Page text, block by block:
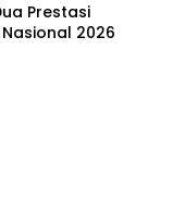
Prestasi
2026